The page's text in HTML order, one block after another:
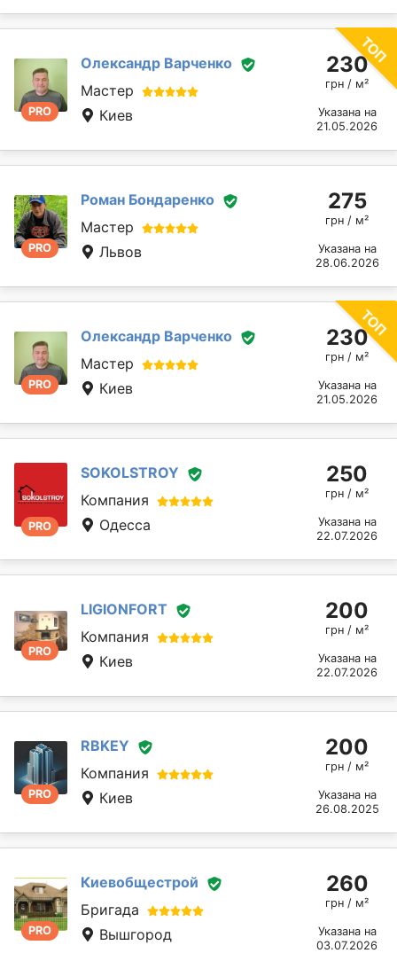
PRO
Олександр Варченко
Мастер
Киев
230
грн / м²
Указана на
21.05.2026
PRO
Роман Бондаренко
Мастер
Львов
275
грн / м²
Указана на
28.06.2026
PRO
Олександр Варченко
Мастер
Киев
230
грн / м²
Указана на
21.05.2026
PRO
SOKOLSTROY
Компания
Одесса
250
грн / м²
Указана на
22.07.2026
PRO
LIGIONFORT
Компания
Киев
200
грн / м²
Указана на
22.07.2026
PRO
RBKEY
Компания
Киев
200
грн / м²
Указана на
26.08.2025
PRO
Киевобщестрой
Бригада
Вышгород
260
грн / м²
Указана на
03.07.2026